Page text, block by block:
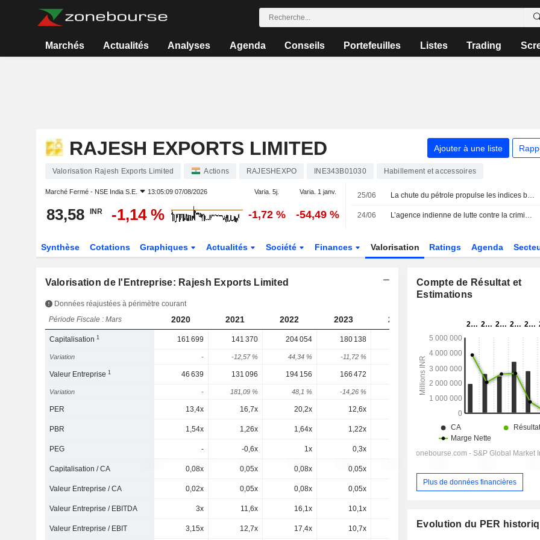
Marchés Actualités Analyses Agenda Conseils Portefeuilles Listes Trading
RAJESH EXPORTS LIMITED Ajouter à une liste
Valorisation Rajesh Exports Limited Actions RAJESHEXPO INE343B01030 Habillement et accessoires
Marché Fermé - NSE India S.E. 13:05:09 07/08/2026 Varia. 5j. Varia. 1 janv.
83,58 INR -1,14 % -1,72 % -54,49 %
25/06 La chute du pétrole propulse les indices boursiers indiens vers leur plus longue série de gains hebdomadaires en sept mois
24/06 L’agence indienne de lutte contre la criminalité financière signale des infractions au change et des documents manquants chez Rajesh Exports
Synthèse Cotations Graphiques Actualités Société Finances Valorisation Ratings Agenda
Valorisation de l'Entreprise: Rajesh Exports Limited
Données réajustées à périmètre courant
Période Fiscale : Mars
2020 2021 2022 2023 2024
Capitalisation1 161 699 141 370 204 054 180 138 54 788
Variation - -12,57 % 44,34 % -11,72 % -56,8 % -29,59 %
Valeur Entreprise1 46 639 131 096 194 156 166 472
Variation - 181,09 % 48,1 % -14,26 % -62,94 %
PER 13,4x 16,7x 20,2x 12,6x 57,8x
PBR 1,54x 1,26x 1,64x 1,22x 0,35x
PEG - -0,6x 1x 0,3x -0,8x
Capitalisation / CA 0,08x 0,05x 0,08x 0,05x
Valeur Entreprise / CA 0,02x 0,05x 0,08x 0,05x 0,02x 0,01x
Valeur Entreprise / EBITDA 3x 11,6x 16,1x 10,1x
Valeur Entreprise / EBIT 3,15x 12,7x 17,4x 10,7x 18,6x 24,8x
Compte de Résultat et
Estimations
Plus de données financières
Evolution du PER